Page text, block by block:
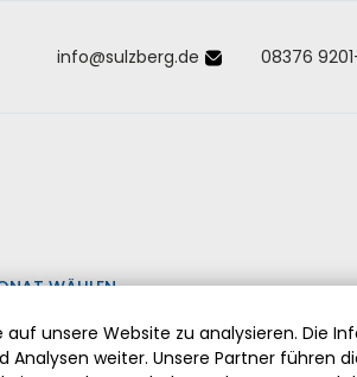
der Seite anspringen
und Einstellungen zur
info@sulzberg.de 08376
WÄHLEN
unsere Website zu analysieren. Die
weiter. Unsere Partner führen